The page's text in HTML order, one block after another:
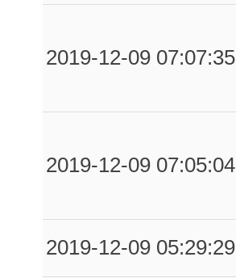
2019-12-09 07:07:35
2019-12-09 07:05:04
2019-12-09 05:29:29